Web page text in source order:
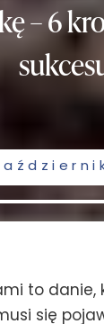
– 6
to
się